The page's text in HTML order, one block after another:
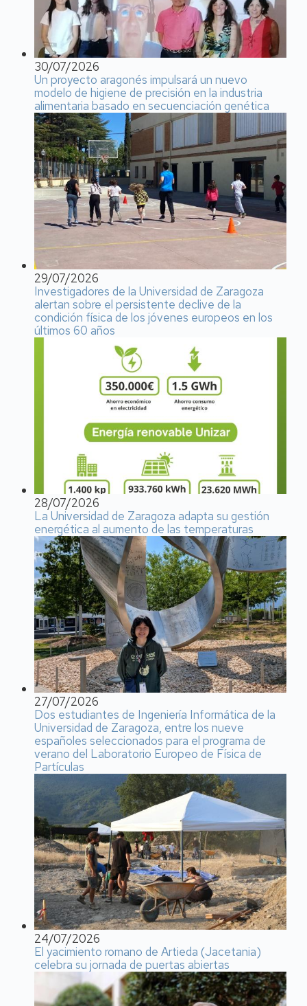
30/07/2026
Un proyecto aragonés impulsará un nuevo
modelo de higiene de precisión en la industria
alimentaria basado en secuenciación genética
29/07/2026
Investigadores de la Universidad de Zaragoza
alertan sobre el persistente declive de la
condición física de los jóvenes europeos en los
últimos 60 años
28/07/2026
La Universidad de Zaragoza adapta su gestión
energética al aumento de las temperaturas
27/07/2026
Dos estudiantes de Ingeniería Informática de la
Universidad de Zaragoza, entre los nueve
españoles seleccionados para el programa de
verano del Laboratorio Europeo de Física de
Partículas
24/07/2026
El yacimiento romano de Artieda (Jacetania)
celebra su jornada de puertas abiertas